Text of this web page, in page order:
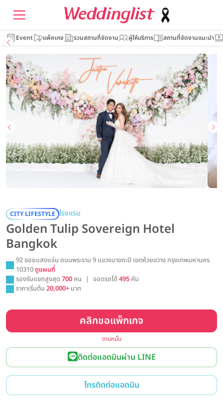
Event แพ็คเกจ รวมสถานที่จัดงาน ผู้ให้บริการ สถานที่จัดงานแนะนำ
CITY LIFESTYLE โรงแรม
Golden Tulip Sovereign Hotel
Bangkok
92 ซอยแสงแจ่ม ถนนพระราม 9 แขวงบางกะปิ เขตห้วยขวาง กรุงเทพมหานคร
10310ดูแผนที่
รองรับแขกสูงสุด 700 คน | จอดรถได้495 คัน
ราคาเริ่มต้น 20,000+ บาท
คลิกขอแพ็กเกจ
งานหมั้น
ติดต่อแอดมินผ่าน LINE
โทรติดต่อแอดมิน